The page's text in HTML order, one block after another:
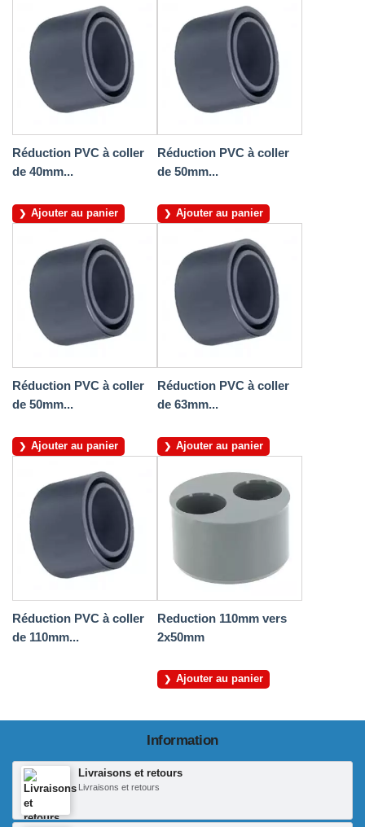
Réduction PVC à coller
de 40mm...
Ajouter au panier
Réduction PVC à coller
de 50mm...
Ajouter au panier
Réduction PVC à coller
de 50mm...
Ajouter au panier
Réduction PVC à coller
de 63mm...
Ajouter au panier
Réduction PVC à coller
de 110mm...
Reduction 110mm vers
2x50mm
Ajouter au panier
Information
Livraisons et retours
Livraisons et retours